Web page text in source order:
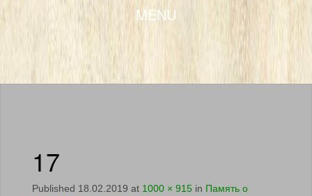
MENU
SKIP TO CONTENT
17
Published 18.02.2019 at 1000 × 915 in Память о